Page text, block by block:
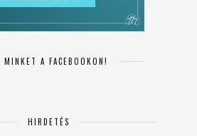
MINKET A FACEBOOKON!
HIRDETÉS